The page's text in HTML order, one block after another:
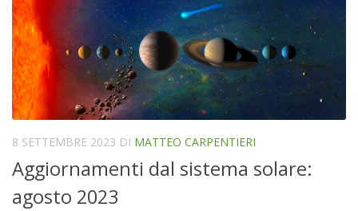
8 SETTEMBRE 2023 DI MATTEO CARPENTIERI
Aggiornamenti dal sistema solare:
agosto 2023